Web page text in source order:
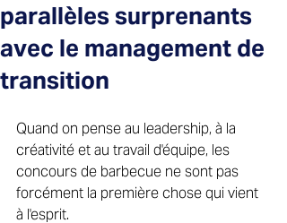
parallèles surprenants
avec le management de
transition
Quand on pense au leadership, à la
créativité et au travail d'équipe, les
concours de barbecue ne sont pas
forcément la première chose qui vient
à l'esprit.